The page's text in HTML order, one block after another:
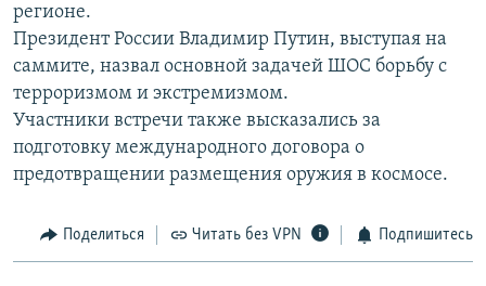
Все сайты РСЕ/РС
регионе.
Президент России Владимир Путин, выступая на
саммите, назвал основной задачей ШОС борьбу с
терроризмом и экстремизмом.
Участники встречи также высказались за
подготовку международного договора о
предотвращении размещения оружия в космосе.
Поделиться Читать без VPN Подпишитесь